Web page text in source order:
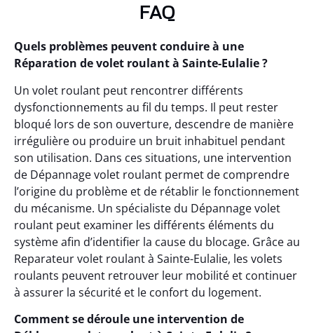
FAQ
Quels problèmes peuvent conduire à une
Réparation de volet roulant à Sainte-Eulalie ?
Un volet roulant peut rencontrer différents
dysfonctionnements au fil du temps. Il peut rester
bloqué lors de son ouverture, descendre de manière
irrégulière ou produire un bruit inhabituel pendant
son utilisation. Dans ces situations, une intervention
de Dépannage volet roulant permet de comprendre
l’origine du problème et de rétablir le fonctionnement
du mécanisme. Un spécialiste du Dépannage volet
roulant peut examiner les différents éléments du
système afin d’identifier la cause du blocage. Grâce au
Reparateur volet roulant à Sainte-Eulalie, les volets
roulants peuvent retrouver leur mobilité et continuer
à assurer la sécurité et le confort du logement.
Comment se déroule une intervention de